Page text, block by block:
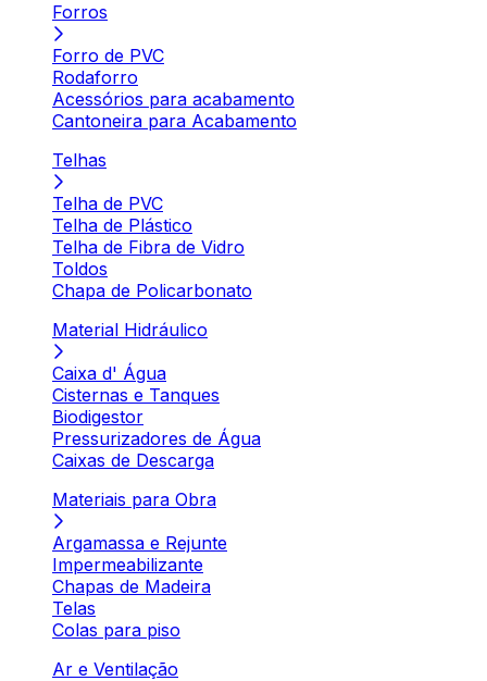
Forros
Forro de PVC
Rodaforro
Acessórios para acabamento
Cantoneira para Acabamento
Telhas
Telha de PVC
Telha de Plástico
Telha de Fibra de Vidro
Toldos
Chapa de Policarbonato
Material Hidráulico
Caixa d' Água
Cisternas e Tanques
Biodigestor
Pressurizadores de Água
Caixas de Descarga
Materiais para Obra
Argamassa e Rejunte
Impermeabilizante
Chapas de Madeira
Telas
Colas para piso
Ar e Ventilação